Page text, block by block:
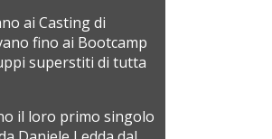
ai Casting di
fino ai Bootcamp
superstiti di tutta
il loro primo singolo